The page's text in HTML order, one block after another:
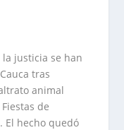
la justicia se han
tras
animal
de
El hecho quedó